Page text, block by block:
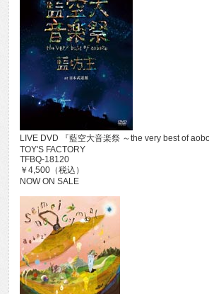
LIVE DVD 『藍空大音楽祭 ～the very best of
TOY'S FACTORY
TFBQ-18120
￥4,500（税込）
NOW ON SALE